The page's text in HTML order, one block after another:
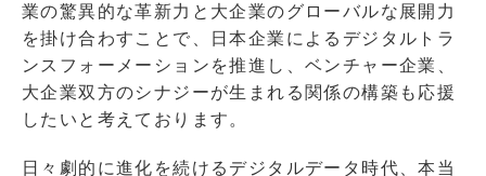
業の驚異的な革新力と大企業のグローバルな展開力
を掛け合わすことで、日本企業によるデジタルトラ
ンスフォーメーションを推進し、ベンチャー企業、
大企業双方のシナジーが生まれる関係の構築も応援
したいと考えております。
日々劇的に進化を続けるデジタルデータ時代、本当